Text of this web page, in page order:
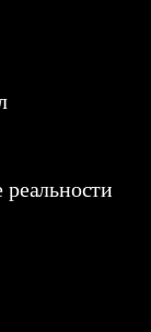
реальности